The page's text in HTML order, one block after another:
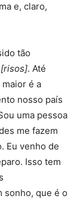
e, claro,
tão
[risos]. Até
é a
nosso país
uma pessoa
me fazem
Eu venho de
Isso tem
sonho, que é o